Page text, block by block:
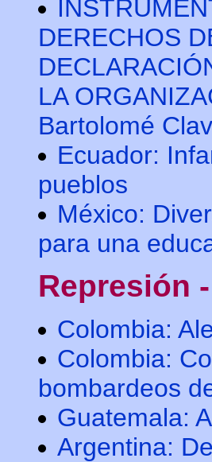
DERECHOS
LA
Bartolomé
Ecuador:
pueblos
México:
para una
Represión
Colombia:
Colombia:
bombardeos
Guatemala:
Argentina: